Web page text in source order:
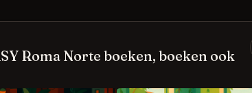
Roma Norte boeken, boeken ook